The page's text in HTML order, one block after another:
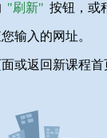
"刷新" 按钮，或
输入的网址。
或返回新课程首